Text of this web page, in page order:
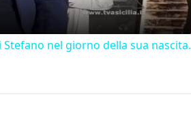
nel giorno della sua nascita.